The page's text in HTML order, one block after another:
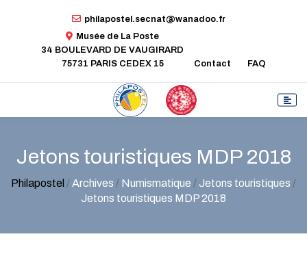
philapostel.secnat@wanadoo.fr
Musée de La Poste
34 BOULEVARD DE VAUGIRARD
75731 PARIS CEDEX 15
Contact FAQ
Jetons touristiques MDP 2018
Philapostel /Archives / Numismatique /Jetons touristiques /
Jetons touristiques MDP 2018